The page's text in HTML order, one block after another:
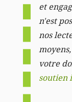
et
n'est
nos
votre
soutien